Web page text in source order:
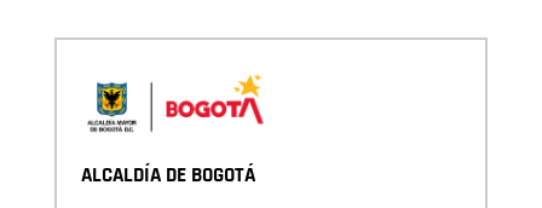
ALCALDÍA DE BOGOTÁ